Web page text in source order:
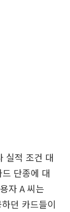
실적 조건 대
단종에 대
자 A 씨는
던 카드들이